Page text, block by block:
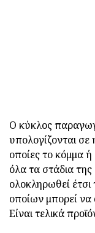
Ο κύκλος
υπολογίζονται σε
οποίες το κόμμα ή
όλα τα στάδια
ολοκληρωθεί
οποίων μπορεί
Είναι τελικά